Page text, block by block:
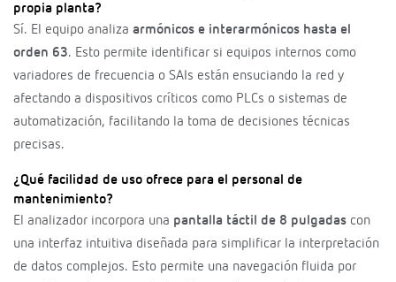
propia planta?
Sí. El equipo analiza armónicos e interarmónicos hasta el
orden 63. Esto permite identificar si equipos internos como
variadores de frecuencia o SAIs están ensuciando la red y
afectando a dispositivos críticos como PLCs o sistemas de
automatización, facilitando la toma de decisiones técnicas
precisas.
¿Qué facilidad de uso ofrece para el personal de
mantenimiento?
El analizador incorpora una pantalla táctil de 8 pulgadas con
una interfaz intuitiva diseñada para simplificar la interpretación
de datos complejos. Esto permite una navegación fluida por